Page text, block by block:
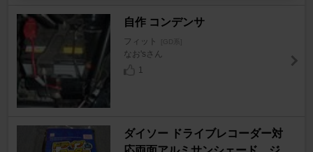
自作 コンデンサ
フィット [GD系]
なお'sさん
1
ダイソー ドライブレコーダー対